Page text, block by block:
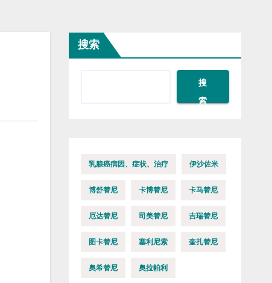
搜索
搜
索
乳腺癌病因、症状、治疗 伊沙佐米
博舒替尼 卡博替尼 卡马替尼
厄达替尼 司美替尼 吉瑞替尼
图卡替尼 塞利尼索 奎扎替尼
奥希替尼 奥拉帕利